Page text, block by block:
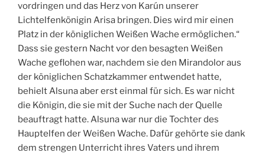
vordringen und das Herz von Karún unserer
Lichtelfenkönigin Arisa bringen. Dies wird mir einen
Platz in der königlichen Weißen Wache ermöglichen.“
Dass sie gestern Nacht vor den besagten Weißen
Wache geflohen war, nachdem sie den Mirandolor aus
der königlichen Schatzkammer entwendet hatte,
behielt Alsuna aber erst einmal für sich. Es war nicht
die Königin, die sie mit der Suche nach der Quelle
beauftragt hatte. Alsuna war nur die Tochter des
Hauptelfen der Weißen Wache. Dafür gehörte sie dank
dem strengen Unterricht ihres Vaters und ihrem